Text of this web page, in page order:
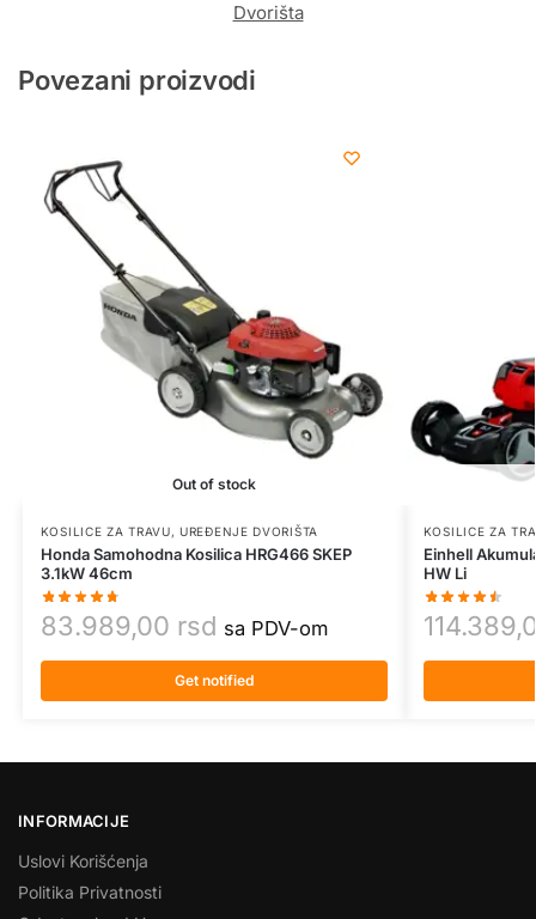
Dvorišta
Povezani proizvodi
Out of stock
KOSILICE ZA TRAVU, UREĐENJE DVORIŠTA
Honda Samohodna Kosilica HRG466 SKEP
3.1kW 46cm
83.989,00 rsd sa PDV-om
Get notified
KOSILICE ZA
Einhell
HW Li
INFORMACIJE
Uslovi Korišćenja
Politika Privatnosti